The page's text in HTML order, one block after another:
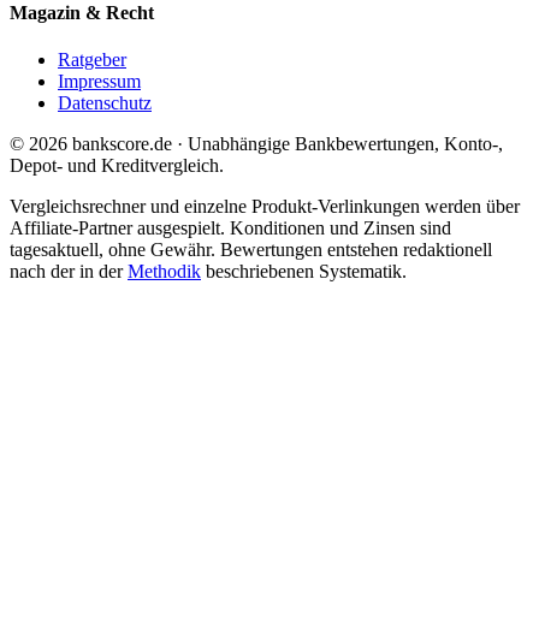
Magazin & Recht
Ratgeber
Impressum
Datenschutz
© 2026 bankscore.de · Unabhängige Bankbewertungen, Konto-,
Depot- und Kreditvergleich.
Vergleichsrechner und einzelne Produkt-Verlinkungen werden über
Affiliate-Partner ausgespielt. Konditionen und Zinsen sind
tagesaktuell, ohne Gewähr. Bewertungen entstehen redaktionell
nach der in derMethodik beschriebenen Systematik.